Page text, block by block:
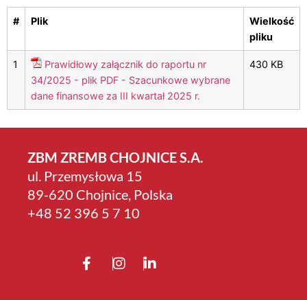
# Plik
Wielkość
pliku
1
Prawidłowy załącznik do raportu nr
34/2025 - plik PDF - Szacunkowe wybrane
dane finansowe za III kwartał 2025 r.
430 KB
ZBM ZREMB CHOJNICE S.A.
ul. Przemysłowa 15
89-620 Chojnice, Polska
+4­8 52 396 5 7 10